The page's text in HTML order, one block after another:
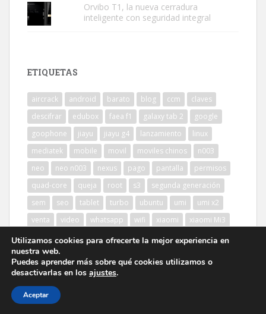
Orvibo T1, la nueva cerradura
inteligente con seguridad integral
ETIQUETAS
aircrack android barato blog ccm
claves
descifrar
edubox faea f1 galaxy tab 2
google
goophone
jiayu jiayu g4 lanzamiento
linux
mediatek
mobile movil moviles chinos
n003
neo
neo n003 nexus pago pantalla
permisos
quad-core
queja root s3
segunda generación
sem
seo tablet turbo ubuntu umi
umi x2
venta
video whatsapp wifi xiaomi xiaomi Mi3
sparkling Theme por
Utilizamos cookies para ofrecerte la mejor experiencia en
nuestra web.
Puedes aprender más sobre qué cookies utilizamos o
desactivarlas en los ajustes.
Aceptar